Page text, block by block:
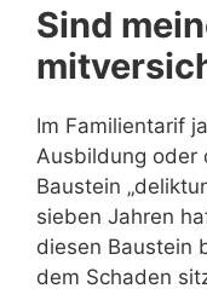
Sind
Im Familientarif
Ausbildung oder
Baustein
sieben Jahren
diesen Baustein
dem Schaden